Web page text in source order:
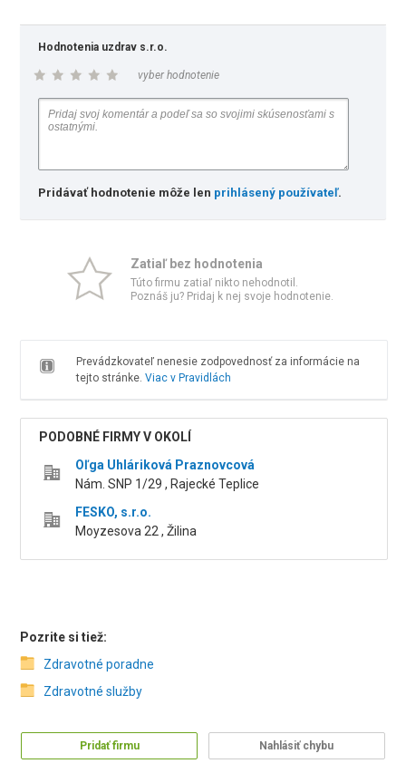
Hodnotenia uzdrav s.r.o.
vyber hodnotenie
Pridávať hodnotenie môže len prihlásený používateľ.
Zatiaľ bez hodnotenia
Túto firmu zatiaľ nikto nehodnotil.
Poznáš ju? Pridaj k nej svoje hodnotenie.
Prevádzkovateľ nenesie zodpovednosť za informácie na
tejto stránke. Viac v Pravidlách
PODOBNÉ FIRMY V OKOLÍ
Oľga Uhláriková Praznovcová
Nám. SNP 1/29 , Rajecké Teplice
FESKO, s.r.o.
Moyzesova 22 , Žilina
Pozrite si tiež:
Zdravotné poradne
Zdravotné služby
Pridať firmu Nahlásiť chybu